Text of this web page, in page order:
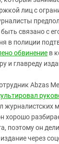
лиц с
связано с
в полиции
обвинение в
и главреду
Abzas
журналистских
хорошо
поэтому он
через